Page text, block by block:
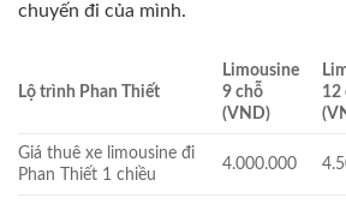
chuyến đi của mình.
Lộ trình Phan Thiết
Limousine
9 chỗ
(VND)
12
Giá thuê xe limousine đi
Phan Thiết 1 chiều
4.000.000